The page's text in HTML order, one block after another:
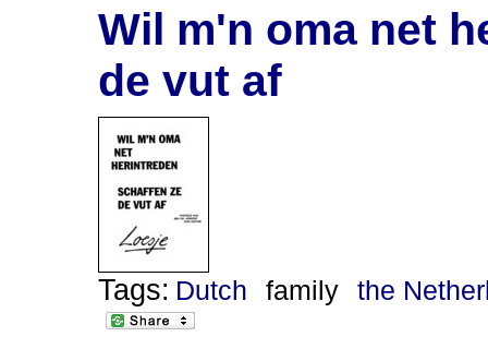
Wil m'n oma net
de vut af
Tags: Dutch family the